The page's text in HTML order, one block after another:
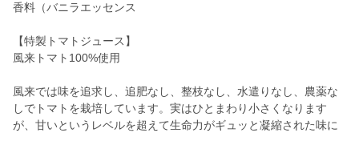
香料（バニラエッセンス
【特製トマトジュース】
風来トマト100%使用
風来では味を追求し、追肥なし、整枝なし、水遣りなし、農薬な
しでトマトを栽培しています。実はひとまわり小さくなります
が、甘いというレベルを超えて生命力がギュッと凝縮された味に